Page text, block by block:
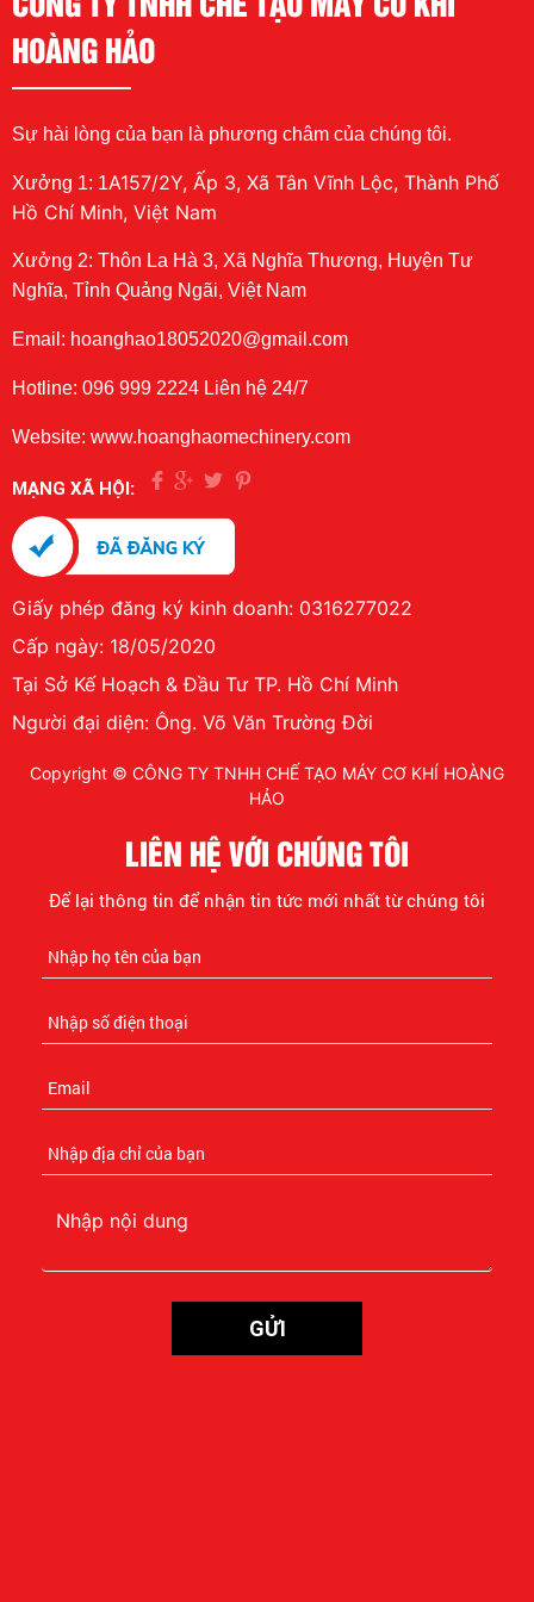
HOÀNG HẢO
Sự hài lòng của bạn là phương châm của chúng tôi.
Xưởng 1: 1A157/2Y, Ấp 3, Xã Tân Vĩnh Lộc, Thành Phố
Hồ Chí Minh, Việt Nam
Xưởng 2: Thôn La Hà 3, Xã Nghĩa Thương, Huyện Tư
Nghĩa, Tỉnh Quảng Ngãi, Việt Nam
Email: hoanghao18052020@gmail.com
Hotline: 096 999 2224 Liên hệ 24/7
Website: www.hoanghaomechinery.com
MẠNG XÃ HỘI:
Giấy phép đăng ký kinh doanh: 0316277022
Cấp ngày: 18/05/2020
Tại Sở Kế Hoạch & Đầu Tư TP. Hồ Chí Minh
Người đại diện: Ông. Võ Văn Trường Đời
Copyright © CÔNG TY TNHH CHẾ TẠO MÁY CƠ KHÍ HOÀNG
HẢO
LIÊN HỆ VỚI CHÚNG TÔI
Để lại thông tin để nhận tin tức mới nhất từ chúng tôi